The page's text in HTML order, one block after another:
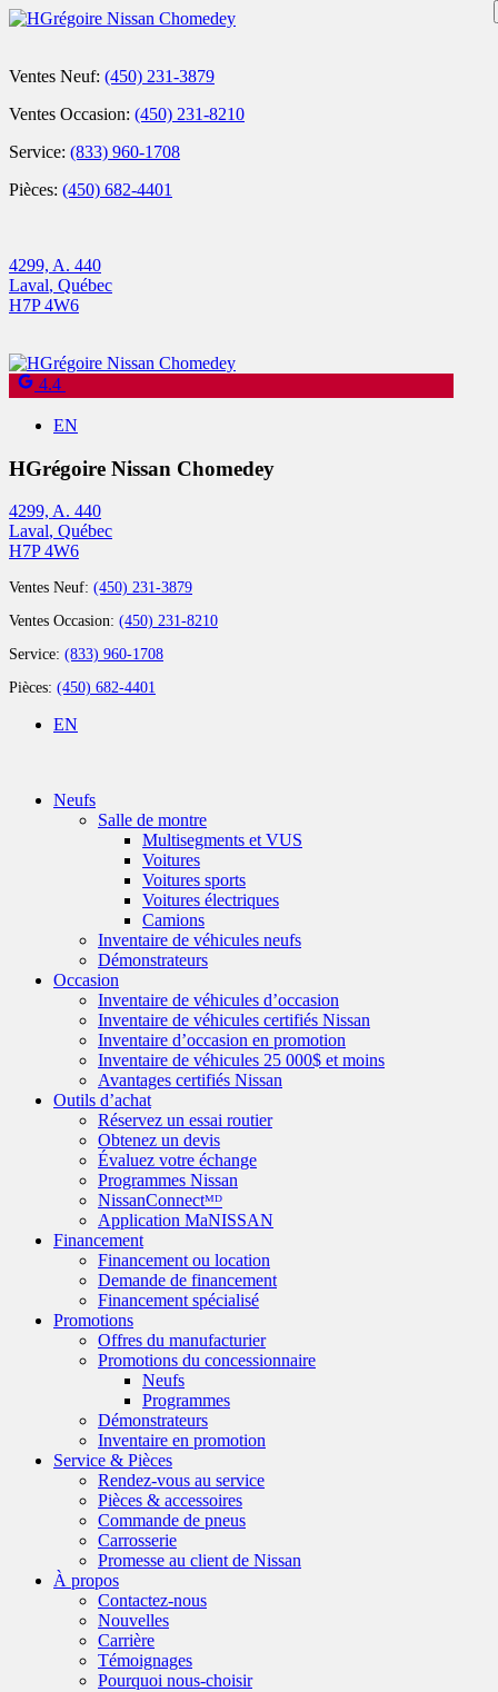
Ventes Neuf: (450) 231-3879
Ventes Occasion: (450) 231-8210
Service: (833) 960-1708
Pièces: (450) 682-4401
4299, A. 440
Laval, Québec
H7P 4W6
4.4
EN
HGrégoire Nissan Chomedey
4299, A. 440
Laval, Québec
H7P 4W6
Ventes Neuf: (450) 231-3879
Ventes Occasion: (450) 231-8210
Service: (833) 960-1708
Pièces: (450) 682-4401
EN
Neufs
Salle de montre
Multisegments et VUS
Voitures
Voitures sports
Voitures électriques
Camions
Inventaire de véhicules neufs
Démonstrateurs
Occasion
Inventaire de véhicules d’occasion
Inventaire de véhicules certifiés Nissan
Inventaire d’occasion en promotion
Inventaire de véhicules 25 000$ et moins
Avantages certifiés Nissan
Outils d’achat
Réservez un essai routier
Obtenez un devis
Évaluez votre échange
Programmes Nissan
NissanConnectᴹᴰ
Application MaNISSAN
Financement
Financement ou location
Demande de financement
Financement spécialisé
Promotions
Offres du manufacturier
Promotions du concessionnaire
Neufs
Programmes
Démonstrateurs
Inventaire en promotion
Service & Pièces
Rendez-vous au service
Pièces & accessoires
Commande de pneus
Carrosserie
Promesse au client de Nissan
À propos
Contactez-nous
Nouvelles
Carrière
Témoignages
Pourquoi nous-choisir